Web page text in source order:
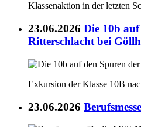
Klassenaktion in der letzten
23.06.2026 Die 10b
Ritterschlacht bei
Exkursion der Klasse 10B
23.06.2026